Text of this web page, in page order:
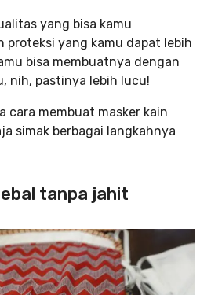
yang bisa kamu
proteksi yang kamu dapat lebih
bisa membuatnya dengan
nih, pastinya lebih lucu!
cara membuat masker kain
simak berbagai langkahnya
tanpa jahit